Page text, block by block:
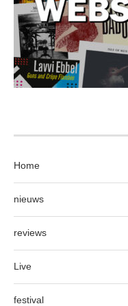
Home
nieuws
reviews
Live
festival